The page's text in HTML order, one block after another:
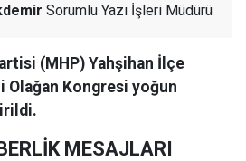
Sorumlu Yazı İşleri Müdürü
(MHP) Yahşihan İlçe
Olağan Kongresi yoğun
MESAJLARI